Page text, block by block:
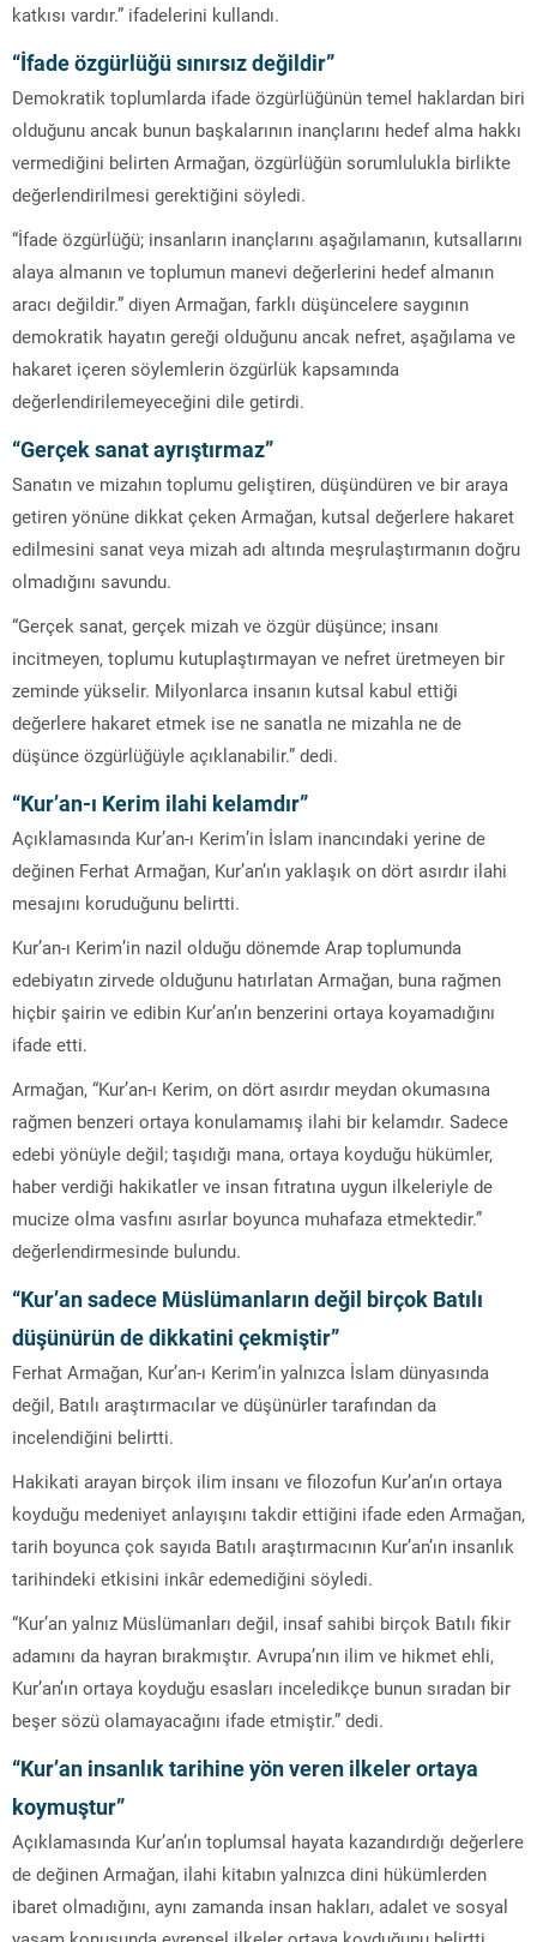
katkısı vardır.” ifadelerini kullandı.
“İfade özgürlüğü sınırsız değildir”
Demokratik toplumlarda ifade özgürlüğünün temel haklardan biri
olduğunu ancak bunun başkalarının inançlarını hedef alma hakkı
vermediğini belirten Armağan, özgürlüğün sorumlulukla birlikte
değerlendirilmesi gerektiğini söyledi.
“İfade özgürlüğü; insanların inançlarını aşağılamanın, kutsallarını
alaya almanın ve toplumun manevi değerlerini hedef almanın
aracı değildir.” diyen Armağan, farklı düşüncelere saygının
demokratik hayatın gereği olduğunu ancak nefret, aşağılama ve
hakaret içeren söylemlerin özgürlük kapsamında
değerlendirilemeyeceğini dile getirdi.
“Gerçek sanat ayrıştırmaz”
Sanatın ve mizahın toplumu geliştiren, düşündüren ve bir araya
getiren yönüne dikkat çeken Armağan, kutsal değerlere hakaret
edilmesini sanat veya mizah adı altında meşrulaştırmanın doğru
olmadığını savundu.
“Gerçek sanat, gerçek mizah ve özgür düşünce; insanı
incitmeyen, toplumu kutuplaştırmayan ve nefret üretmeyen bir
zeminde yükselir. Milyonlarca insanın kutsal kabul ettiği
değerlere hakaret etmek ise ne sanatla ne mizahla ne de
düşünce özgürlüğüyle açıklanabilir.” dedi.
“Kur’an-ı Kerim ilahi kelamdır”
Açıklamasında Kur’an-ı Kerim’in İslam inancındaki yerine de
değinen Ferhat Armağan, Kur’an’ın yaklaşık on dört asırdır ilahi
mesajını koruduğunu belirtti.
Kur’an-ı Kerim’in nazil olduğu dönemde Arap toplumunda
edebiyatın zirvede olduğunu hatırlatan Armağan, buna rağmen
hiçbir şairin ve edibin Kur’an’ın benzerini ortaya koyamadığını
ifade etti.
Armağan, “Kur’an-ı Kerim, on dört asırdır meydan okumasına
rağmen benzeri ortaya konulamamış ilahi bir kelamdır. Sadece
edebi yönüyle değil; taşıdığı mana, ortaya koyduğu hükümler,
haber verdiği hakikatler ve insan fıtratına uygun ilkeleriyle de
mucize olma vasfını asırlar boyunca muhafaza etmektedir.”
değerlendirmesinde bulundu.
“Kur’an sadece Müslümanların değil birçok Batılı
düşünürün de dikkatini çekmiştir”
Ferhat Armağan, Kur’an-ı Kerim’in yalnızca İslam dünyasında
değil, Batılı araştırmacılar ve düşünürler tarafından da
incelendiğini belirtti.
Hakikati arayan birçok ilim insanı ve filozofun Kur’an’ın ortaya
koyduğu medeniyet anlayışını takdir ettiğini ifade eden Armağan,
tarih boyunca çok sayıda Batılı araştırmacının Kur’an’ın insanlık
tarihindeki etkisini inkâr edemediğini söyledi.
“Kur’an yalnız Müslümanları değil, insaf sahibi birçok Batılı fikir
adamını da hayran bırakmıştır. Avrupa’nın ilim ve hikmet ehli,
Kur’an’ın ortaya koyduğu esasları inceledikçe bunun sıradan bir
beşer sözü olamayacağını ifade etmiştir.” dedi.
“Kur’an insanlık tarihine yön veren ilkeler ortaya
koymuştur”
Açıklamasında Kur’an’ın toplumsal hayata kazandırdığı değerlere
de değinen Armağan, ilahi kitabın yalnızca dini hükümlerden
ibaret olmadığını, aynı zamanda insan hakları, adalet ve sosyal